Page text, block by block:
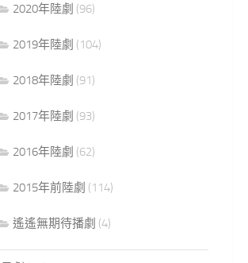
2020年陸劇 (96)
2019年陸劇 (104)
2018年陸劇 (91)
2017年陸劇 (93)
2016年陸劇 (62)
2015年前陸劇 (114)
遙遙無期待播劇 (4)